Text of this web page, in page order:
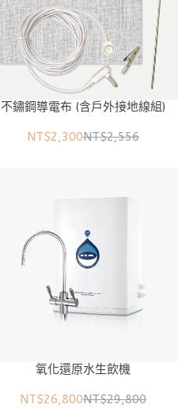
不鏽鋼導電布 (含戶外接地線組)
NT$2,300NT$2,556
氧化還原水生飲機
NT$26,800NT$29,800